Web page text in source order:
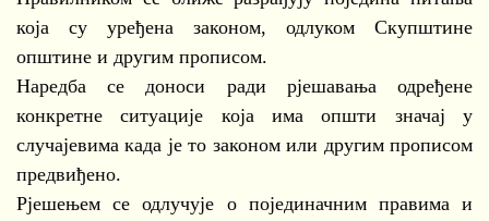
која су уређена законом, одлуком Скупштине
општине и другим прописом.
Наредба се доноси ради рјешавања одређене
конкретне ситуације која има општи значај у
случајевима када је то законом или другим прописом
предвиђено.
Рјешењем се одлучује о појединачним правима и